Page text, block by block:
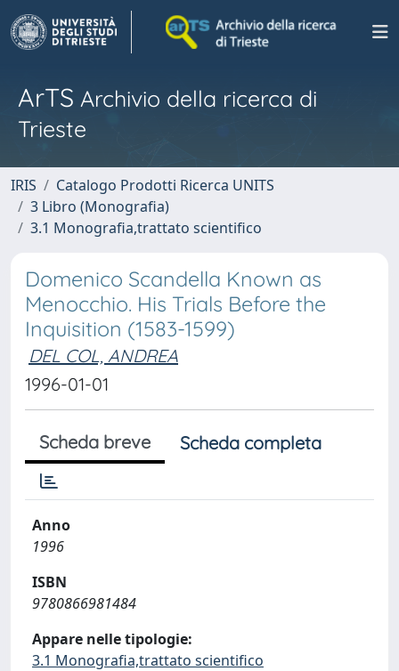
ArTS Archivio della ricerca di
Trieste
IRIS
Catalogo Prodotti Ricerca UNITS
3 Libro (Monografia)
3.1 Monografia,trattato scientifico
Domenico Scandella Known as
Menocchio. His Trials Before the
Inquisition (1583-1599)
DEL COL, ANDREA
1996-01-01
Scheda breve Scheda completa
Anno
1996
ISBN
9780866981484
Appare nelle tipologie:
3.1 Monografia,trattato scientifico